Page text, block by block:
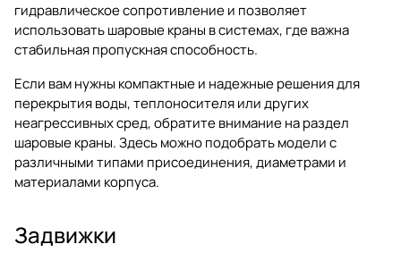
гидравлическое сопротивление и позволяет
использовать шаровые краны в системах, где важна
стабильная пропускная способность.
Если вам нужны компактные и надежные решения для
перекрытия воды, теплоносителя или других
неагрессивных сред, обратите внимание на раздел
шаровые краны. Здесь можно подобрать модели с
различными типами присоединения, диаметрами и
материалами корпуса.
Задвижки